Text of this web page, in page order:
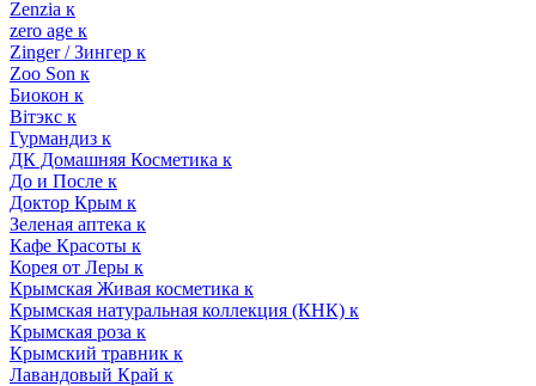
Zenzia к
zero age к
Zinger / Зингер к
Zoo Son к
Биокон к
Вiтэкс к
Гурмандиз к
ДК Домашняя Косметика к
До и После к
Доктор Крым к
Зеленая аптека к
Кафе Красоты к
Корея от Леры к
Крымская Живая косметика к
Крымская натуральная коллекция (КНК) к
Крымская роза к
Крымский травник к
Лавандовый Край к